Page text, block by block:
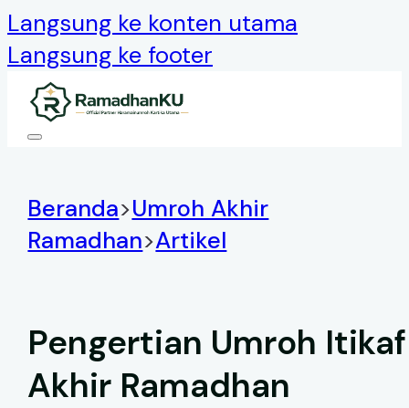
Langsung ke konten utama
Langsung ke footer
Beranda>Umroh Akhir
Ramadhan>Artikel
Pengertian Umroh Itikaf
Akhir Ramadhan